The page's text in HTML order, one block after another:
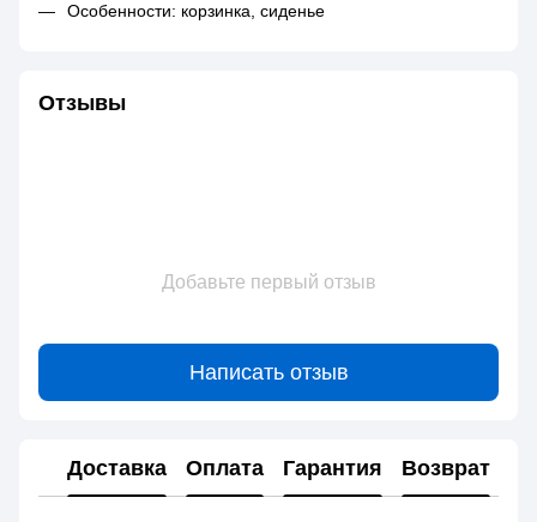
Особенности: корзинка, сиденье
Отзывы
Добавьте первый отзыв
Написать отзыв
Доставка Оплата Гарантия Возврат